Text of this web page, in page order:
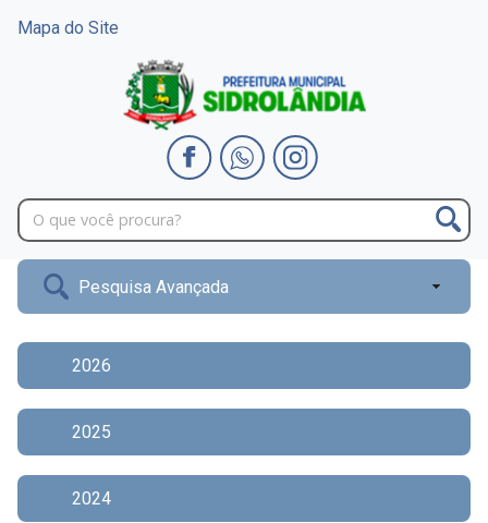
Mapa do Site
Pesquisa Avançada
2026
2025
2024